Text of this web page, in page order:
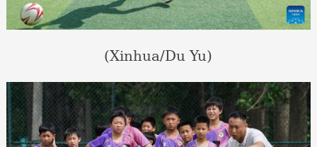
(Xinhua/Du Yu)